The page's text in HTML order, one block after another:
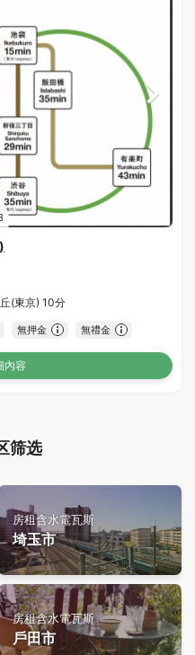
(東京) 10分
無押金 無禮金
內容
筛选
房租含水電瓦斯
埼玉市
房租含水電瓦斯
戶田市